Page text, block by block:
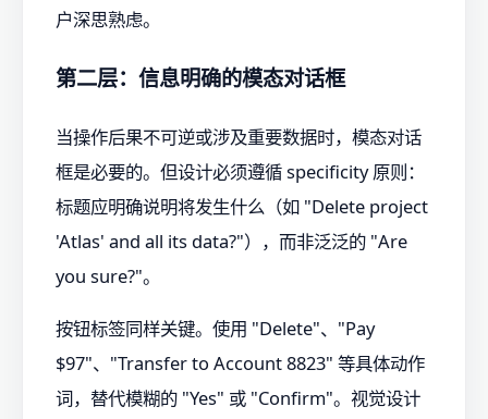
户深思熟虑。
第二层：信息明确的模态对话框
当操作后果不可逆或涉及重要数据时，模态对话
框是必要的。但设计必须遵循 specificity 原则：
标题应明确说明将发生什么（如 "Delete project
'Atlas' and all its data?"），而非泛泛的 "Are
you sure?"。
按钮标签同样关键。使用 "Delete"、"Pay
$97"、"Transfer to Account 8823" 等具体动作
词，替代模糊的 "Yes" 或 "Confirm"。视觉设计